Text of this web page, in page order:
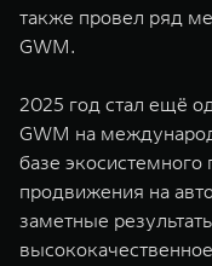
также провел ряд
GWM.
2025 год стал ещё
GWM на
базе экосистемного
продвижения на
заметные